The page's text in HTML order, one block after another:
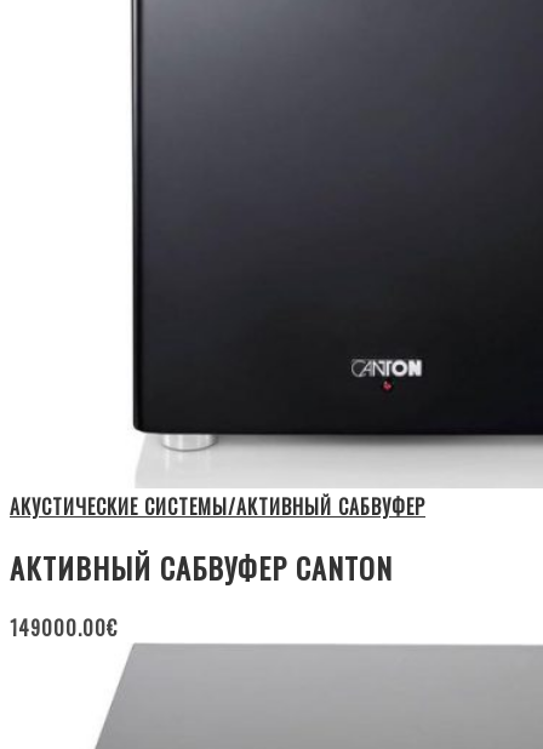
АКУСТИЧЕСКИЕ СИСТЕМЫ/АКТИВНЫЙ САБВУФЕР
АКТИВНЫЙ САБВУФЕР CANTON
149000.00€